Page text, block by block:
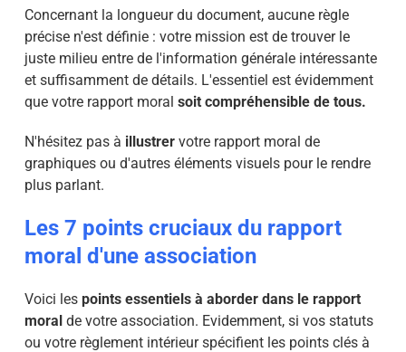
Concernant la longueur du document, aucune règle
précise n'est définie : votre mission est de trouver le
juste milieu entre de l'information générale intéressante
et suffisamment de détails. L'essentiel est évidemment
que votre rapport moral soit compréhensible de tous.
N'hésitez pas à illustrervotre rapport moral de
graphiques ou d'autres éléments visuels pour le rendre
plus parlant.
Les 7 points cruciaux du rapport
moral d'une association
Voici les points essentiels à aborder dans le rapport
moral de votre association. Evidemment, si vos statuts
ou votre règlement intérieur spécifient les points clés à